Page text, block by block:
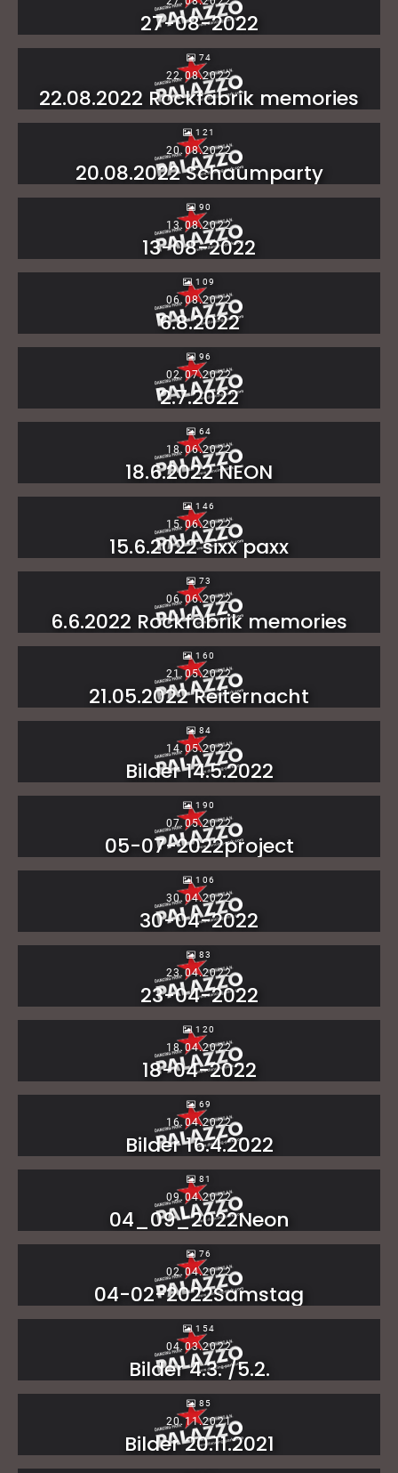
27-08-2022
74
22.08.2022
22.08.2022 Rockfabrik memories
121
20.08.2022
20.08.2022 Schaumparty
90
13.08.2022
13-08-2022
109
06.08.2022
6.8.2022
96
02.07.2022
2.7.2022
64
18.06.2022
18.6.2022 NEON
146
15.06.2022
15.6.2022 sixx paxx
73
06.06.2022
6.6.2022 Rockfabrik memories
160
21.05.2022
21.05.2022 Reiternacht
84
14.05.2022
Bilder 14.5.2022
190
07.05.2022
05-07-2022project
106
30.04.2022
30-04-2022
83
23.04.2022
23-04-2022
120
18.04.2022
18-04-2022
69
16.04.2022
Bilder 16.4.2022
81
09.04.2022
04_09_2022Neon
76
02.04.2022
04-02-2022Samstag
154
04.03.2022
Bilder 4.3. /5.2.
85
20.11.2021
Bilder 20.11.2021